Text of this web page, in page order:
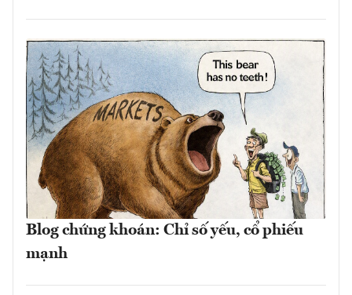
Blog chứng khoán: Chỉ số yếu, cổ phiếu
mạnh